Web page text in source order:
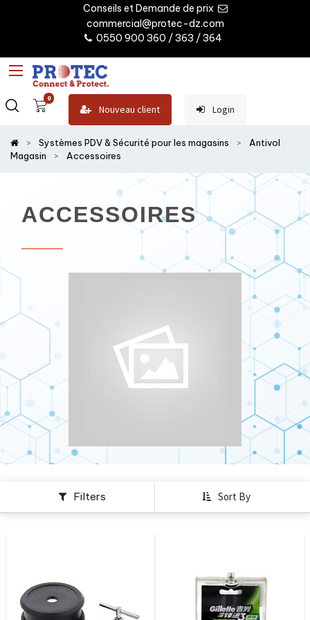
Conseils et Demande de prix
commercial@protec-dz.com
0550 900 360 / 363 / 364
0
Nouveau client Login
Systèmes PDV & Sécurité pour les magasins
Antivol
Magasin
Accessoires
ACCESSOIRES
Filters Sort By